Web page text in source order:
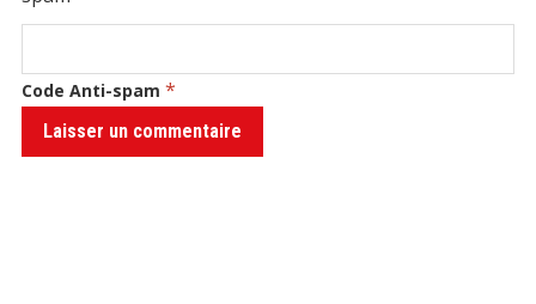
Code Anti-spam *